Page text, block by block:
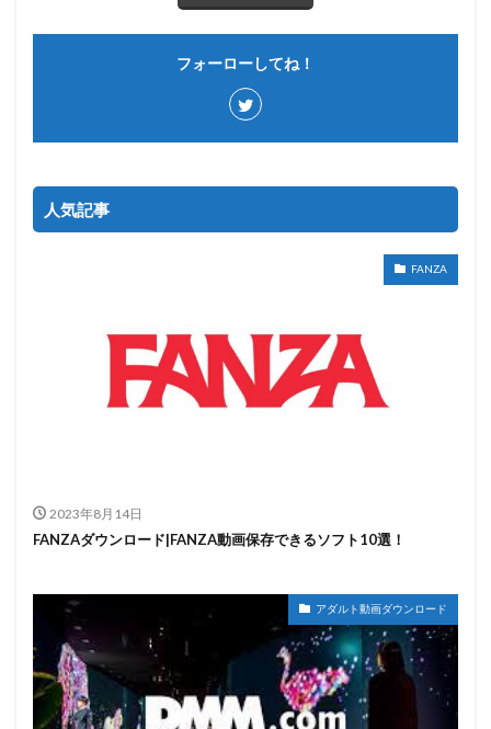
フォーローしてね！
人気記事
FANZA
2023年8月14日
FANZAダウンロード|FANZA動画保存できるソフト10選！
アダルト動画ダウンロード